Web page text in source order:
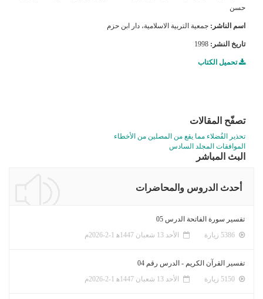
حسن
اسم الناشر: جمعية التربية الاسلامية، دار ابن حزم
تاريخ النشر: 1998
تحميل الكتاب
تصفّح المقالات
تحذير الفُضلاء مما يقع من المصلين من الأخطاء
الموافقات المجلد السادس
البث المباشر
أحدث الدروس والمحاضرات
تفسير سورة الفاتحة الدرس 05
الأحد 13 شعبان 1447ﻫ 1-2-2026م
تفسير القرآن الكريم - الدرس رقم 04
الأحد 13 شعبان 1447ﻫ 1-2-2026م